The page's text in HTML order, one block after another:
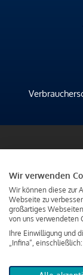
Wir verwenden
Wir können diese zur
Webseite zu
großartiges
von uns verwendeten
Ihre Einwilligung und
„Infina“,